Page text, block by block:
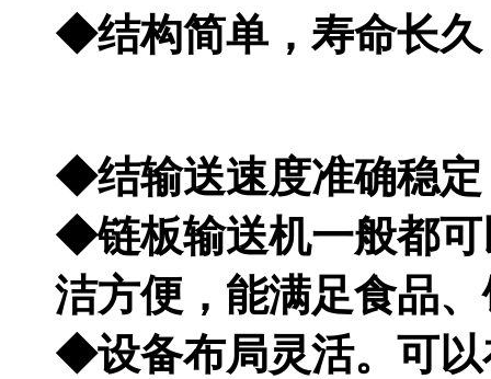
◆结构简单，寿命长
◆结输送速度准确稳
◆链板输送机一般都可
洁方便，能满足食品
◆设备布局灵活。可以